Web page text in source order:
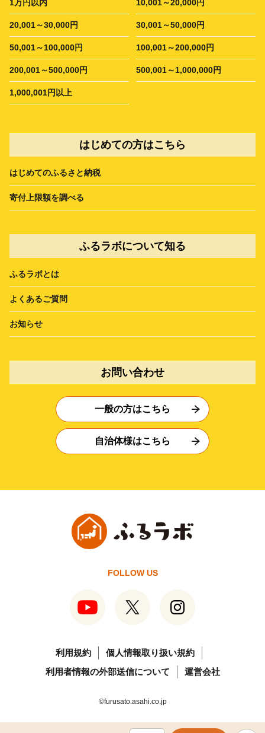
1万円以内 10,001～20,000円
20,001～30,000円 30,001～50,000円
50,001～100,000円 100,001～200,000円
200,001～500,000円 500,001～1,000,000円
1,000,001円以上
はじめての方はこちら
はじめてのふるさと納税
寄付上限額を調べる
ふるラボについて知る
ふるラボとは
よくあるご質問
お知らせ
お問い合わせ
一般の方はこちら
自治体様はこちら
FOLLOW US
利用規約
個人情報取り扱い規約
利用者情報の外部送信について
運営会社
©furusato.asahi.co.jp